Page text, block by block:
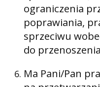
ograniczenia
poprawiania,
sprzeciwu
do
Ma Pani/Pan